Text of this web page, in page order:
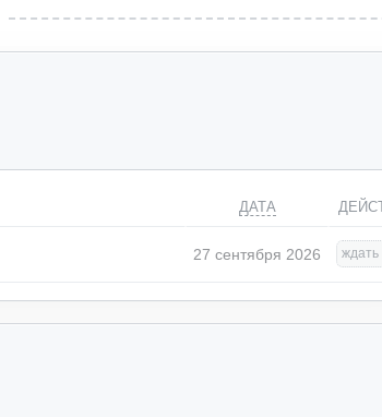
ДАТА
27 сентября 2026 ждать